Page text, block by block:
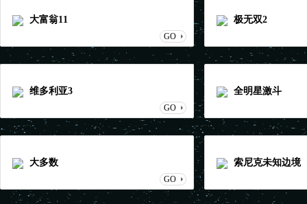
大富翁11
GO
极无双2
维多利亚3
GO
全明星激斗
大多数
GO
索尼克未知边境